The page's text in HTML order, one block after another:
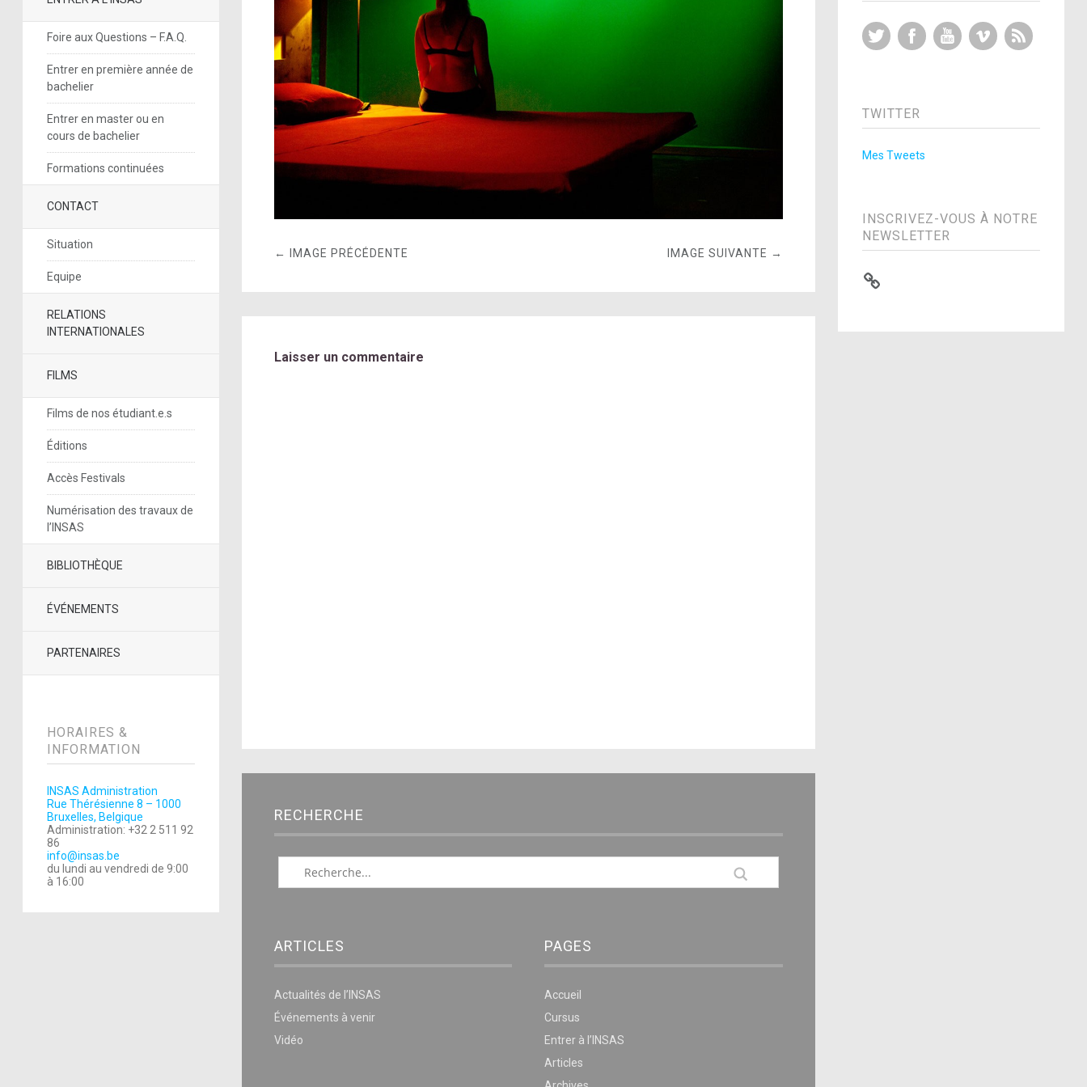
Foire aux Questions – F.A.Q.
Entrer en première année de
bachelier
Entrer en master ou en
cours de bachelier
Formations continuées
CONTACT
Situation
Equipe
RELATIONS
INTERNATIONALES
FILMS
Films de nos étudiant.e.s
Éditions
Accès Festivals
Numérisation des travaux de
l’INSAS
BIBLIOTHÈQUE
ÉVÉNEMENTS
PARTENAIRES
HORAIRES &
INFORMATION
INSAS Administration
Rue Thérésienne 8 – 1000
Bruxelles, Belgique
Administration: +32 2 511 92
86
info@insas.be
du lundi au vendredi de 9:00
à 16:00
← IMAGE PRÉCÉDENTE IMAGE SUIVANTE →
Laisser un commentaire
RECHERCHE
ARTICLES
Actualités de l’INSAS
Événements à venir
Vidéo
PAGES
Accueil
Cursus
Entrer à l’INSAS
Articles
Twitter FacebookYouTubeVimeo
TWITTER
Mes Tweets
INSCRIVEZ-VOUS À NOTRE
NEWSLETTER